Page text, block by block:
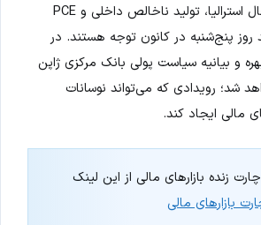
خواهد شد. آمار اشتغال استرالیا، تولید ناخالص داخلی و PCE
روز پنج‌شنبه در کانون توجه هستند. در
و بیانیه سیاست پولی بانک مرکزی ژاپن
شد؛ رویدادی که می‌تواند نوسانات
مالی ایجاد کند.
زنده بازارهای مالی از این لینک
بازارهای مالی